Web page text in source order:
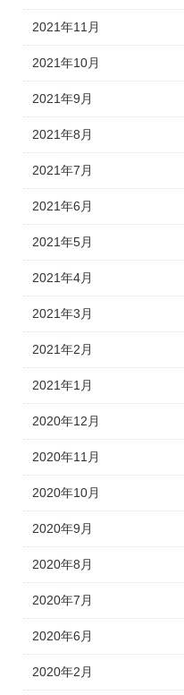
2021年11月
2021年10月
2021年9月
2021年8月
2021年7月
2021年6月
2021年5月
2021年4月
2021年3月
2021年2月
2021年1月
2020年12月
2020年11月
2020年10月
2020年9月
2020年8月
2020年7月
2020年6月
2020年2月